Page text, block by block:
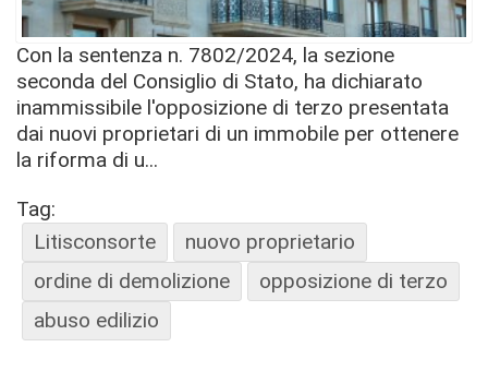
Con la sentenza n. 7802/2024, la sezione
seconda del Consiglio di Stato, ha dichiarato
inammissibile l'opposizione di terzo presentata
dai nuovi proprietari di un immobile per ottenere
la riforma di u...
Tag:
Litisconsorte
nuovo proprietario
ordine di demolizione
opposizione di terzo
abuso edilizio